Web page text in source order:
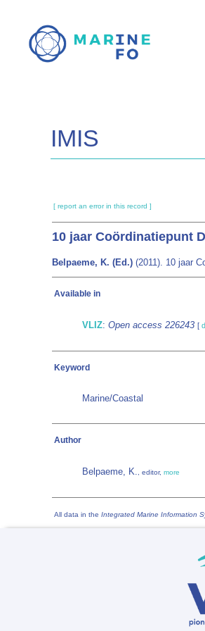
main
IMIS
[ report an error in this record ]
10 jaar Coördinatiepunt
Belpaeme, K. (Ed.) (2011). 10 jaar
Available in
VLIZ: Open access 226243 [
Keyword
Marine/Coastal
Author
Belpaeme, K. , editor, more
All data in the Integrated Marine Information